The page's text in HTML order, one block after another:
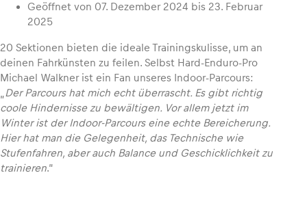
Business
Glossar
Geöffnet von 07. Dezember 2024 bis 23. Februar
2025
20 Sektionen bieten die ideale Trainingskulisse, um an
deinen Fahrkünsten zu feilen. Selbst Hard-Enduro-Pro
Michael Walkner ist ein Fan unseres Indoor-Parcours:
Der Parcours hat mich echt überrascht. Es gibt richtig
coole Hindernisse zu bewältigen. Vor allem jetzt im
Winter ist der Indoor-Parcours eine echte Bereicherung.
Hier hat man die Gelegenheit, das Technische wie
Stufenfahren, aber auch Balance und Geschicklichkeit zu
trainieren.“